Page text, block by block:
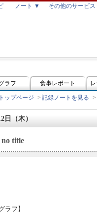
ノート ▼ その他のサービ
ラフ 食事レポート
ップページ > 記録ノートを見る >
日（木）
no title
ラフ】